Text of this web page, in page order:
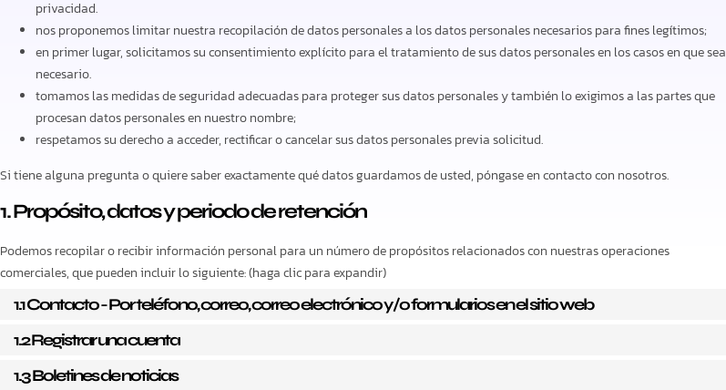
privacidad.
nos proponemos limitar nuestra recopilación de datos personales a los datos personales necesarios para fines legítimos;
en primer lugar, solicitamos su consentimiento explícito para el tratamiento de sus datos personales en los casos en que sea
necesario.
tomamos las medidas de seguridad adecuadas para proteger sus datos personales y también lo exigimos a las partes que
procesan datos personales en nuestro nombre;
respetamos su derecho a acceder, rectificar o cancelar sus datos personales previa solicitud.
Si tiene alguna pregunta o quiere saber exactamente qué datos guardamos de usted, póngase en contacto con nosotros.
1. Propósito, datos y periodo de retención
Podemos recopilar o recibir información personal para un número de propósitos relacionados con nuestras operaciones
comerciales, que pueden incluir lo siguiente: (haga clic para expandir)
1.1 Contacto - Por teléfono, correo, correo electrónico y/o formularios en el sitio web
1.2 Registrar una cuenta
1.3 Boletines de noticias